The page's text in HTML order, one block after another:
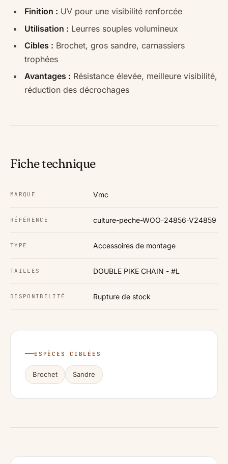
Finition : UV pour une visibilité renforcée
Utilisation : Leurres souples volumineux
Cibles : Brochet, gros sandre, carnassiers
trophées
Avantages : Résistance élevée, meilleure visibilité,
réduction des décrochages
Fiche technique
MARQUE Vmc
RÉFÉRENCE culture-peche-WOO-24856-V24859
TYPE Accessoires de montage
TAILLES DOUBLE PIKE CHAIN - #L
DISPONIBILITÉ Rupture de stock
ESPÈCES CIBLÉES
Brochet Sandre